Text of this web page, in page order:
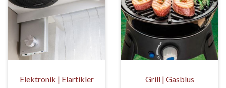
Elektronik | Elartikler Grill | Gasblus